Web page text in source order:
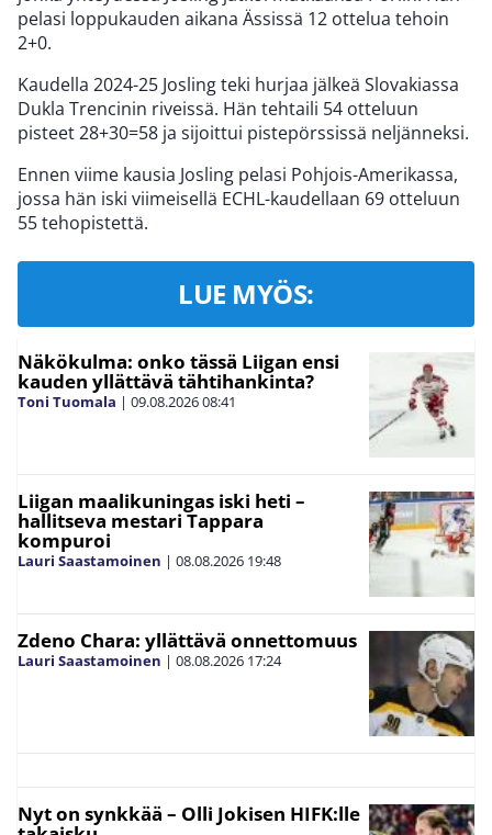
pelasi loppukauden aikana Ässissä 12 ottelua tehoin
2+0.
Kaudella 2024-25 Josling teki hurjaa jälkeä Slovakiassa
Dukla Trencinin riveissä. Hän tehtaili 54 otteluun
pisteet 28+30=58 ja sijoittui pistepörssissä neljänneksi.
Ennen viime kausia Josling pelasi Pohjois-Amerikassa,
jossa hän iski viimeisellä ECHL-kaudellaan 69 otteluun
55 tehopistettä.
LUE MYÖS:
Näkökulma: onko tässä Liigan ensi
kauden yllättävä tähtihankinta?
Toni Tuomala | 09.08.202608:41
Liigan maalikuningas iski heti –
hallitseva mestari Tappara
kompuroi
Lauri Saastamoinen | 08.08.2026 19:48
Zdeno Chara: yllättävä onnettomuus
Lauri Saastamoinen | 08.08.2026 17:24
Nyt on synkkää – Olli Jokisen HIFK:lle